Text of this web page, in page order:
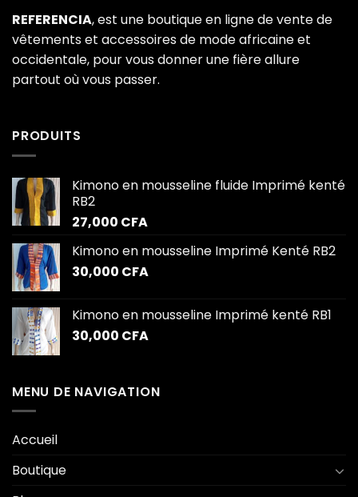
REFERENCIA, est une boutique en ligne de vente de
vêtements et accessoires de mode africaine et
occidentale, pour vous donner une fière allure
partout où vous passer.
PRODUITS
Kimono en mousseline fluide Imprimé kenté
RB2
27,000 CFA
Kimono en mousseline Imprimé Kenté RB2
30,000 CFA
Kimono en mousseline Imprimé kenté RB1
30,000 CFA
MENU DE NAVIGATION
Accueil
Boutique